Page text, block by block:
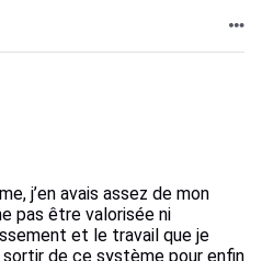
j’en avais assez de mon
pas être valorisée ni
et le travail que je
sortir de ce système pour enfin